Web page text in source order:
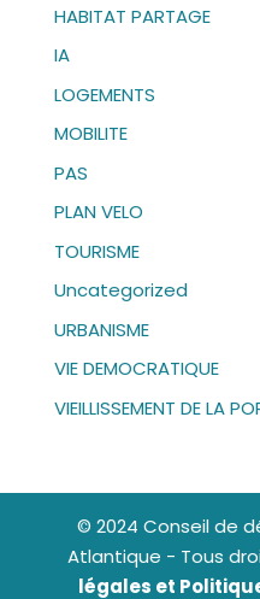
HABITAT PARTAGE
IA
LOGEMENTS
MOBILITE
PAS
PLAN VELO
TOURISME
Uncategorized
URBANISME
VIE DEMOCRATIQUE
VIEILLISSEMENT DE LA
© 2024 Conseil de
Atlantique - Tous
légales et